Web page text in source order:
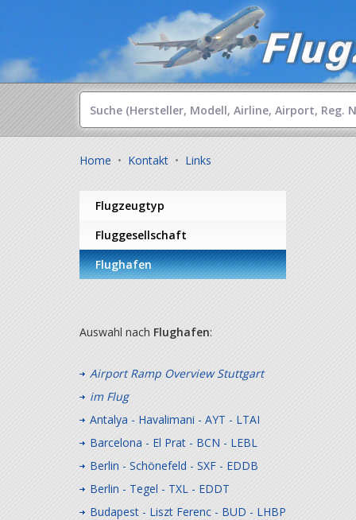
Home • Kontakt • Links
Flugzeugtyp
Fluggesellschaft
Flughafen
Auswahl nach Flughafen:
Airport Ramp Overview Stuttgart
im Flug
Antalya - Havalimani - AYT - LTAI
Barcelona - El Prat - BCN - LEBL
Berlin - Schönefeld - SXF - EDDB
Berlin - Tegel - TXL - EDDT
Budapest - Liszt Ferenc - BUD - LHBP